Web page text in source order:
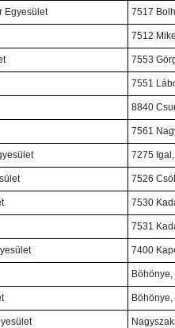
Egyesület 7517
7512
7553
7551
8840
7561
7275
7526
7530
7531
7400
Böhönye,
Böhönye,